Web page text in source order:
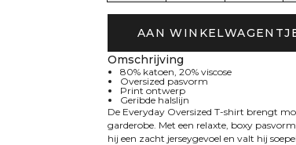
AAN
Omschrijving
80% katoen, 20% viscose
Oversized pasvorm
Print ontwerp
Geribde halslijn
De Everyday Oversized T-shirt brengt
garderobe. Met een relaxte, boxy
hij een zacht jerseygevoel en valt hij